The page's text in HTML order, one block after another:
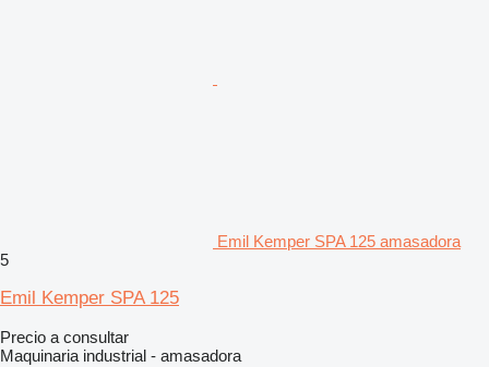
Emil Kemper SPA 125 amasadora
5
Emil Kemper SPA 125
Precio a consultar
Maquinaria industrial - amasadora